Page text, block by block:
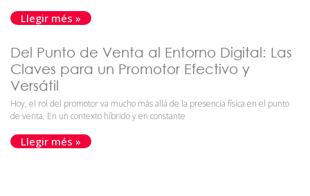
Llegir més »
Del Punto de Venta al Entorno Digital: Las
Claves para un Promotor Efectivo y
Versátil
Hoy, el rol del promotor va mucho más allá de la presencia física en el punto
de venta. En un contexto híbrido y en constante
Llegir més »